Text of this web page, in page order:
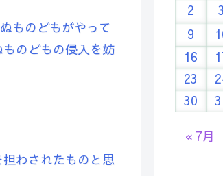
ものどもがやって
のどもの侵入を妨
わされたものと思
2
3
9
16
23
30
« 7月